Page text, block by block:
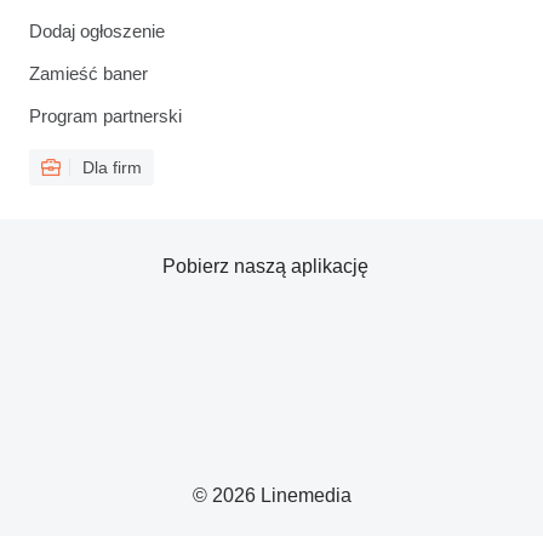
Dodaj ogłoszenie
Zamieść baner
Program partnerski
Dla firm
© 2026 Linemedia
Pobierz naszą aplikację